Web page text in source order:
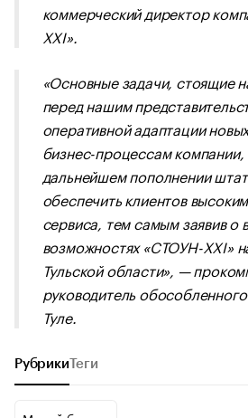
коммерческий директор
XXI».
«Основные задачи, стоящие
перед нашим
оперативной адаптации
бизнес-процессам компании,
дальнейшем пополнении
обеспечить клиентов
сервиса, тем самым заявив о
возможностях «СТОУН-XXI»
Тульской области», —
руководитель
Туле.
Рубрики Теги